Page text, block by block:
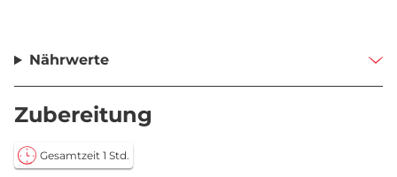
Nährwerte
Zubereitung
Gesamtzeit 1 Std.